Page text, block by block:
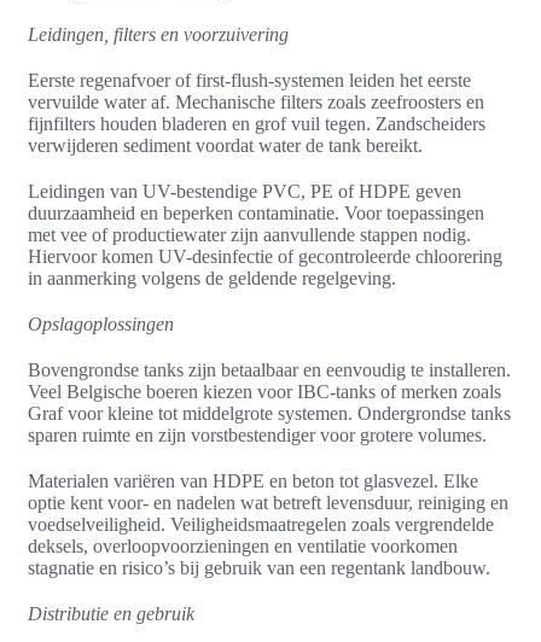
Leidingen, filters en voorzuivering
Eerste regenafvoer of first-flush-systemen leiden het eerste
vervuilde water af. Mechanische filters zoals zeefroosters en
fijnfilters houden bladeren en grof vuil tegen. Zandscheiders
verwijderen sediment voordat water de tank bereikt.
Leidingen van UV-bestendige PVC, PE of HDPE geven
duurzaamheid en beperken contaminatie. Voor toepassingen
met vee of productiewater zijn aanvullende stappen nodig.
Hiervoor komen UV-desinfectie of gecontroleerde chloorering
in aanmerking volgens de geldende regelgeving.
Opslagoplossingen
Bovengrondse tanks zijn betaalbaar en eenvoudig te installeren.
Veel Belgische boeren kiezen voor IBC-tanks of merken zoals
Graf voor kleine tot middelgrote systemen. Ondergrondse tanks
sparen ruimte en zijn vorstbestendiger voor grotere volumes.
Materialen variëren van HDPE en beton tot glasvezel. Elke
optie kent voor- en nadelen wat betreft levensduur, reiniging en
voedselveiligheid. Veiligheidsmaatregelen zoals vergrendelde
deksels, overloopvoorzieningen en ventilatie voorkomen
stagnatie en risico’s bij gebruik van een regentank landbouw.
Distributie en gebruik